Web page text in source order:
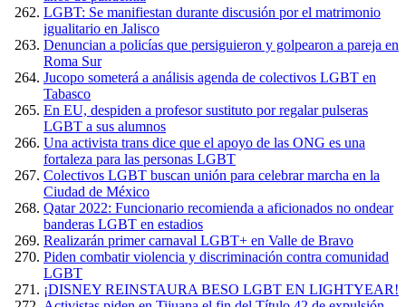
LGBT: Se manifiestan durante discusión por el matrimonio
igualitario en Jalisco
Denuncian a policías que persiguieron y golpearon a pareja en
Roma Sur
Jucopo someterá a análisis agenda de colectivos LGBT en
Tabasco
En EU, despiden a profesor sustituto por regalar pulseras
LGBT a sus alumnos
Una activista trans dice que el apoyo de las ONG es una
fortaleza para las personas LGBT
Colectivos LGBT buscan unión para celebrar marcha en la
Ciudad de México
Qatar 2022: Funcionario recomienda a aficionados no ondear
banderas LGBT en estadios
Realizarán primer carnaval LGBT+ en Valle de Bravo
Piden combatir violencia y discriminación contra comunidad
LGBT
¡DISNEY REINSTAURA BESO LGBT EN LIGHTYEAR!